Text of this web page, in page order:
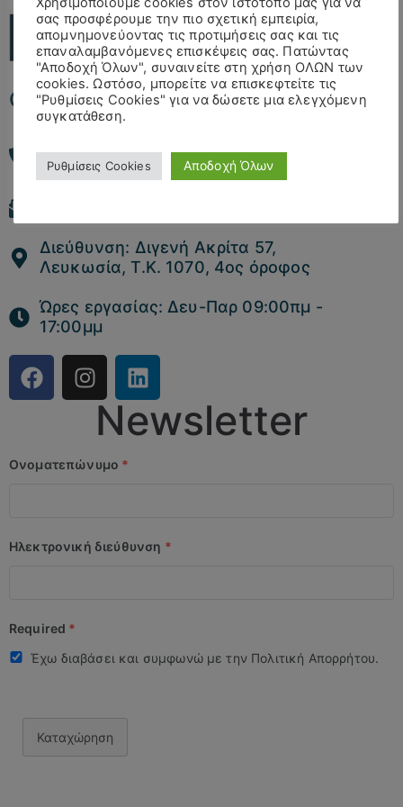
Cyprus
Τηλέφωνο: +357 22511090 ή 99
542830
Διεύθυνση: Διγενή Ακρίτα 57,
Λευκωσία, Τ.Κ. 1070, 4ος όροφος
Ώρες εργασίας: Δευ-Παρ 09:00πμ -
17:00μμ
Newsletter
Ονοματεπώνυμο *
Ηλεκτρονική διεύθυνση *
Required *
Έχω διαβάσει και συμφωνώ με την Πολιτική Απορρήτου.
Καταχώρηση
σας προσφέρουμε την πιο σχετική εμπειρία,
απομνημονεύοντας τις προτιμήσεις σας και τις
επαναλαμβανόμενες επισκέψεις σας. Πατώντας
"Αποδοχή Όλων", συναινείτε στη χρήση ΟΛΩΝ των
cookies. Ωστόσο, μπορείτε να επισκεφτείτε τις
"Ρυθμίσεις Cookies" για να δώσετε μια ελεγχόμενη
συγκατάθεση.
Ρυθμίσεις Cookies Αποδοχή Όλων